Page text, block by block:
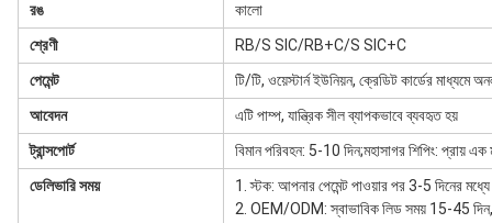
রঙ
কালো
শ্রেণী
RB/S SIC/RB+C/S SIC+C
পেমেন্ট
টি/টি, ওয়েস্টার্ন ইউনিয়ন, ক্রেডিট কার্ডের মাধ্যমে
আবেদন
এটি পাম্প, যান্ত্রিক সীল ব্যাপকভাবে ব্যবহৃত হয়
ট্রান্সপোর্ট
বিমান পরিবহন: 5-10 দিন;মহাসাগর শিপিং: প্রায় এক
ডেলিভারি সময়
1. স্টক: আপনার পেমেন্ট পাওয়ার পর 3-5 দিনের
2. OEM/ODM: স্বাভাবিক লিড সময় 15-45 দিন,